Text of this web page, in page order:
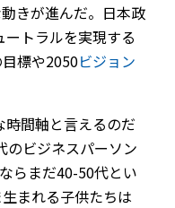
きが進んだ。日本政
トラルを実現する
標や2050ビジョン
時間軸と言えるのだ
のビジネスパーソン
らまだ40-50代とい
まれる子供たちは